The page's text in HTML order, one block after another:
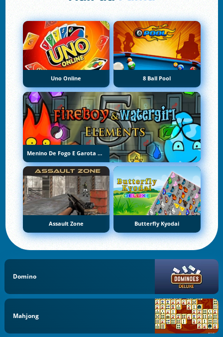
Uno Online 8 Ball Pool
Menino De Fogo E Garota De Água 5: Elementos
Assault Zone Butterfly Kyodai
Domino
Mahjong